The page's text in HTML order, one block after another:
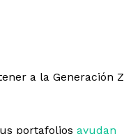
a la Generación Z
portafolios ayudan